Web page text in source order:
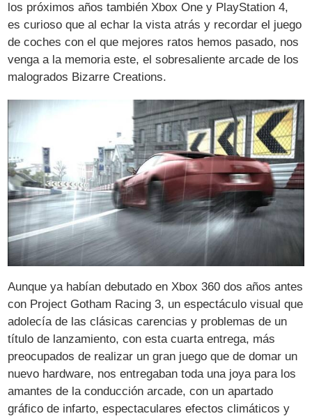
los próximos años también Xbox One y PlayStation 4,
es curioso que al echar la vista atrás y recordar el juego
de coches con el que mejores ratos hemos pasado, nos
venga a la memoria este, el sobresaliente arcade de los
malogrados Bizarre Creations.
Aunque ya habían debutado en Xbox 360 dos años antes
con Project Gotham Racing 3, un espectáculo visual que
adolecía de las clásicas carencias y problemas de un
título de lanzamiento, con esta cuarta entrega, más
preocupados de realizar un gran juego que de domar un
nuevo hardware, nos entregaban toda una joya para los
amantes de la conducción arcade, con un apartado
gráfico de infarto, espectaculares efectos climáticos y